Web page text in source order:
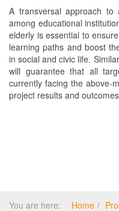
A transversal approach to
among educational
elderly is essential to
learning paths and boost
in social and civic life.
will guarantee that all
currently facing the above-
project results and
You are here: Home